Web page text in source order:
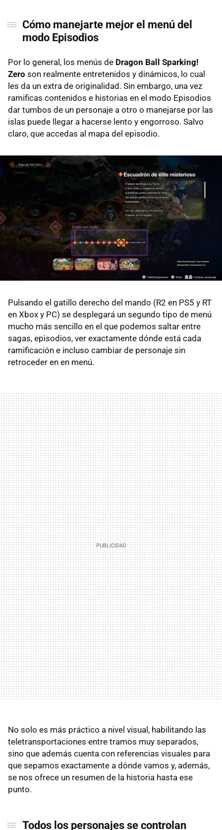
Cómo manejarte mejor el menú del
modo Episodios
Por lo general, los menús de Dragon Ball Sparking!
Zero son realmente entretenidos y dinámicos, lo cual
les da un extra de originalidad. Sin embargo, una vez
ramificas contenidos e historias en el modo Episodios
dar tumbos de un personaje a otro o manejarse por las
islas puede llegar a hacerse lento y engorroso. Salvo
claro, que accedas al mapa del episodio.
Pulsando el gatillo derecho del mando (R2 en PS5 y RT
en Xbox y PC) se desplegará un segundo tipo de menú
mucho más sencillo en el que podemos saltar entre
sagas, episodios, ver exactamente dónde está cada
ramificación e incluso cambiar de personaje sin
retroceder en en menú.
No solo es más práctico a nivel visual, habilitando las
teletransportaciones entre tramos muy separados,
sino que además cuenta con referencias visuales para
que sepamos exactamente a dónde vamos y, además,
se nos ofrece un resumen de la historia hasta ese
punto.
Todos los personajes se controlan